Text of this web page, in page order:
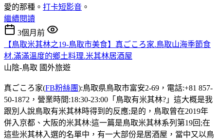
愛的那種。 打卡短影音 。
繼續閱讀
3個月前
【鳥取米其林之19-鳥取市美食】真ごころ家.鳥取山海季節食
材.滿滿溫度的鄉土料理.米其林居酒屋
山陰-鳥取 國外旅遊
真ごころ家(FB粉絲團):鳥取県鳥取市富安2-69，電話:+81 857-
50-1872，營業時間:18:30-23:00「鳥取有米其林?」這大概是我
跟別人說鳥取有米其林時得到的反應;是的，鳥取曾在2019年
併入京都、大阪的米其林:這一篇是鳥取米其林系列第19回;在
這些米其林入選的名單中，有一大部份是居酒屋，當中又以鳥